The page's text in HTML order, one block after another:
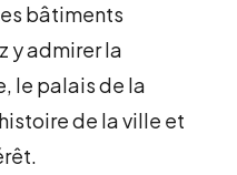
bâtiments
y admirer la
le palais de la
de la ville et